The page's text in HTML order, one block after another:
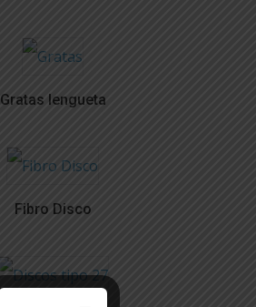
Gratas lengueta
Fibro Disco